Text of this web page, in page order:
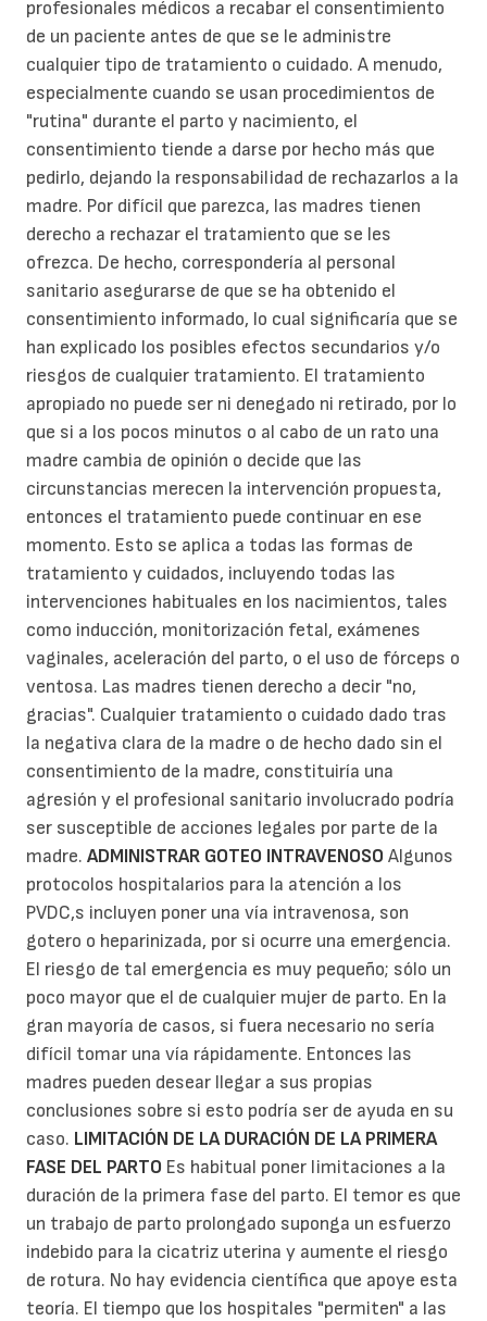
profesionales médicos a recabar el consentimiento
de un paciente antes de que se le administre
cualquier tipo de tratamiento o cuidado. A menudo,
especialmente cuando se usan procedimientos de
"rutina" durante el parto y nacimiento, el
consentimiento tiende a darse por hecho más que
pedirlo, dejando la responsabilidad de rechazarlos a la
madre. Por difícil que parezca, las madres tienen
derecho a rechazar el tratamiento que se les
ofrezca. De hecho, correspondería al personal
sanitario asegurarse de que se ha obtenido el
consentimiento informado, lo cual significaría que se
han explicado los posibles efectos secundarios y/o
riesgos de cualquier tratamiento. El tratamiento
apropiado no puede ser ni denegado ni retirado, por lo
que si a los pocos minutos o al cabo de un rato una
madre cambia de opinión o decide que las
circunstancias merecen la intervención propuesta,
entonces el tratamiento puede continuar en ese
momento. Esto se aplica a todas las formas de
tratamiento y cuidados, incluyendo todas las
intervenciones habituales en los nacimientos, tales
como inducción, monitorización fetal, exámenes
vaginales, aceleración del parto, o el uso de fórceps o
ventosa. Las madres tienen derecho a decir "no,
gracias". Cualquier tratamiento o cuidado dado tras
la negativa clara de la madre o de hecho dado sin el
consentimiento de la madre, constituiría una
agresión y el profesional sanitario involucrado podría
ser susceptible de acciones legales por parte de la
madre. ADMINISTRAR GOTEO INTRAVENOSO Algunos
protocolos hospitalarios para la atención a los
PVDC,s incluyen poner una vía intravenosa, son
gotero o heparinizada, por si ocurre una emergencia.
El riesgo de tal emergencia es muy pequeño; sólo un
poco mayor que el de cualquier mujer de parto. En la
gran mayoría de casos, si fuera necesario no sería
difícil tomar una vía rápidamente. Entonces las
madres pueden desear llegar a sus propias
conclusiones sobre si esto podría ser de ayuda en su
caso. LIMITACIÓN DE LA DURACIÓN DE LA PRIMERA
FASE DEL PARTO Es habitual poner limitaciones a la
duración de la primera fase del parto. El temor es que
un trabajo de parto prolongado suponga un esfuerzo
indebido para la cicatriz uterina y aumente el riesgo
de rotura. No hay evidencia científica que apoye esta
teoría. El tiempo que los hospitales "permiten" a las